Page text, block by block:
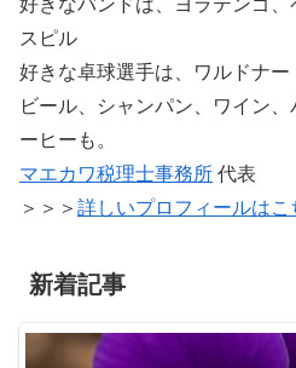
好きなバンドは、ヨラテンゴ
スピル
好きな卓球選手は、ワルドナー
ビール、シャンパン、ワイン
ーヒーも。
マエカワ税理士事務所 代表
＞＞＞ 詳しいプロフィールはこ
新着記事